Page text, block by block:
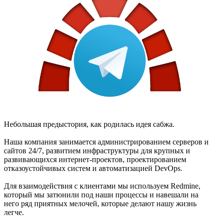
Небольшая предыстория, как родилась идея сабжа.
Наша компания занимается администрированием серверов и
сайтов 24/7, развитием инфраструктуры для крупных и
развивающихся интернет-проектов, проектированием
отказоустойчивых систем и автоматизацией DevOps.
Для взаимодействия с клиентами мы используем Redmine,
который мы затюнили под наши процессы и навешали на
него ряд приятных мелочей, которые делают нашу жизнь
легче.